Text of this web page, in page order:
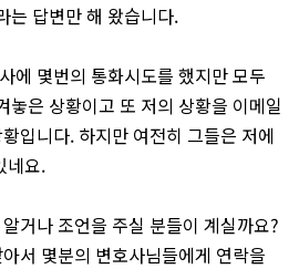
는 답변만 해 왔습니다.
에 몇번의 통화시도를 했지만 모두
놓은 상황이고 또 저의 상황을 이메일
입니다. 하지만 여전히 그들은 저에
네요.
거나 조언을 주실 분들이 계실까요?
서 몇분의 변호사님들에게 연락을